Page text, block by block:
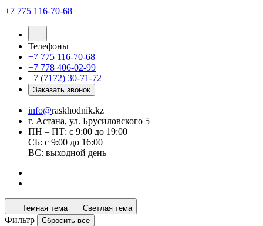
+7 775 116-70-68
Телефоны
+7 775 116-70-68
+7 778 406-02-99
+7 (7172) 30-71-72
Заказать звонок
info@raskhodnik.kz
г. Астана, ул. Брусиловского 5
ПН – ПТ: с 9:00 до 19:00
СБ: с 9:00 до 16:00
ВС: выходной день
Темная тема Светлая тема
Фильтр Сбросить все